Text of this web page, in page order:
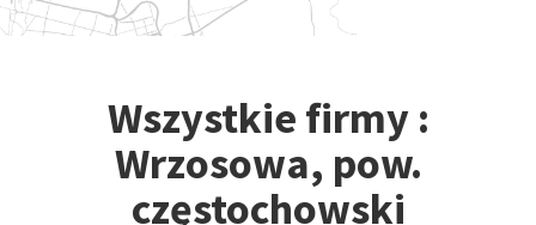
Wszystkie firmy :
Wrzosowa, pow.
częstochowski